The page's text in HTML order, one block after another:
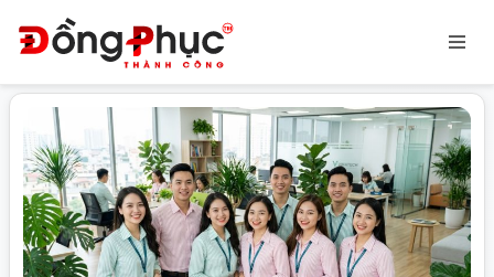
Đồng Phục Áo Sơ Mi Sọc
Tin Tức Sản Phẩm»